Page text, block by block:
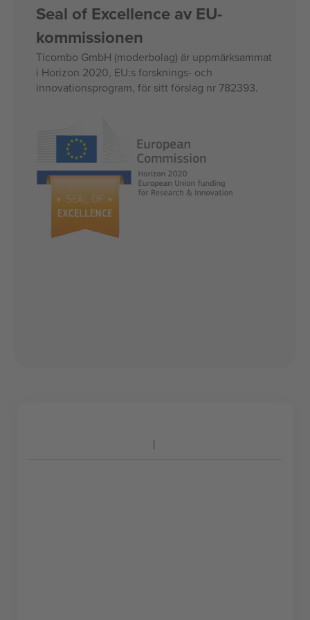
Seal of Excellence av EU-
kommissionen
Ticombo GmbH (moderbolag) är uppmärksammat
i Horizon 2020, EU:s forsknings- och
innovationsprogram, för sitt förslag nr 782393.